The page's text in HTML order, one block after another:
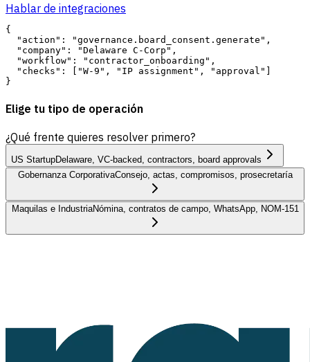
Hablar de integraciones
{
  "action": "governance.board_consent.generate",
  "company": "Delaware C-Corp",
  "workflow": "contractor_onboarding",
  "checks": ["W-9", "IP assignment", "approval"]
Elige tu tipo de operación
¿Qué frente quieres resolver primero?
US StartupDelaware, VC-backed, contractors, board approvals
Gobernanza CorporativaConsejo, actas, compromisos, prosecretaría
Maquilas e IndustriaNómina, contratos de campo, WhatsApp, NOM-151